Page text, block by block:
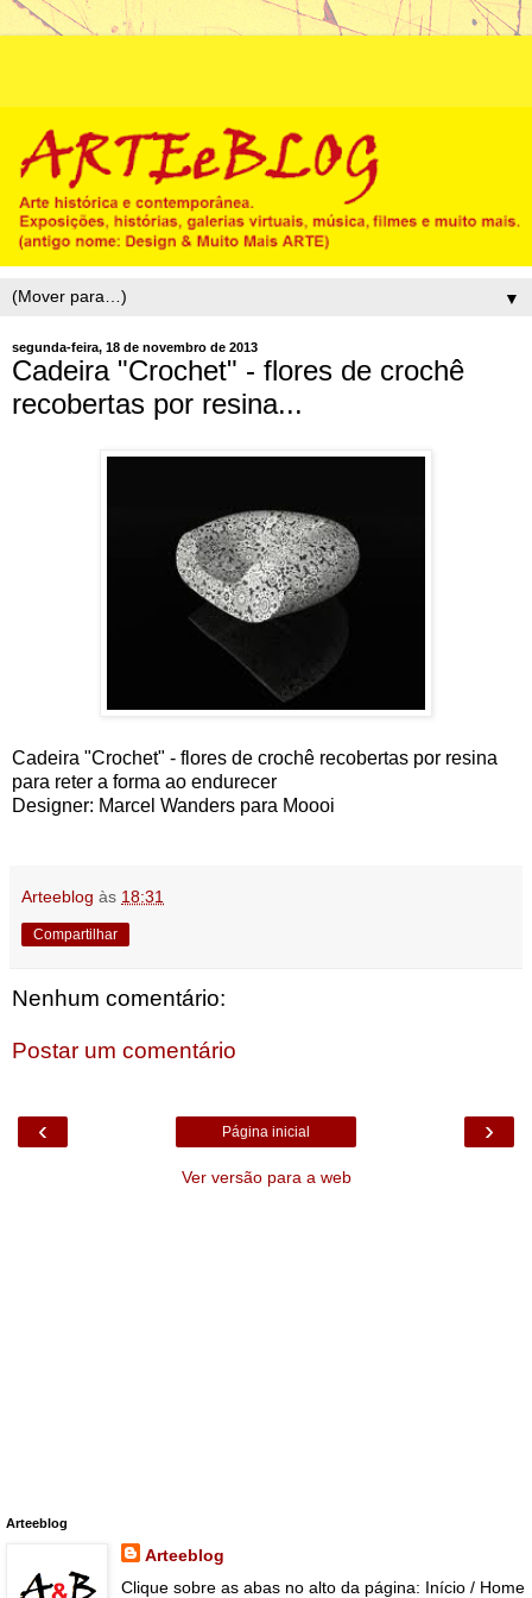
▼
segunda-feira, 18 de novembro de 2013
Cadeira "Crochet" - flores de crochê
recobertas por resina...
Cadeira "Crochet" - flores de crochê recobertas por resina
para reter a forma ao endurecer
Designer: Marcel Wanders para Moooi
Arteeblog às 18:31
Compartilhar
Nenhum comentário:
Postar um comentário
‹ ›
Página inicial
Ver versão para a web
Arteeblog
Arteeblog
Clique sobre as abas no alto da página: Início / Home